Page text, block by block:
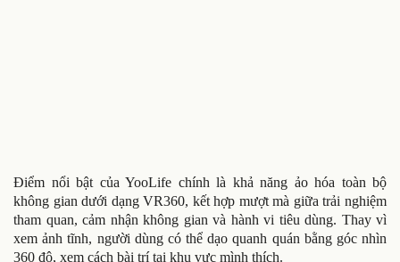
Điểm nổi bật của YooLife chính là khả năng ảo hóa toàn bộ
không gian dưới dạng VR360, kết hợp mượt mà giữa trải nghiệm
tham quan, cảm nhận không gian và hành vi tiêu dùng. Thay vì
xem ảnh tĩnh, người dùng có thể dạo quanh quán bằng góc nhìn
360 độ, xem cách bài trí tại khu vực mình thích.